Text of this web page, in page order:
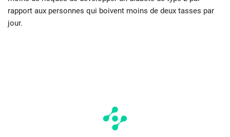
rapport aux personnes qui boivent moins de deux tasses par
jour.